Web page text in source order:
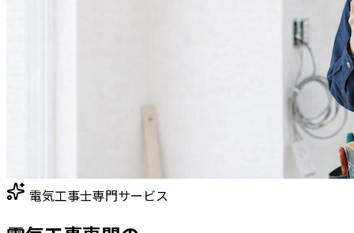
電気工事士専門サービス